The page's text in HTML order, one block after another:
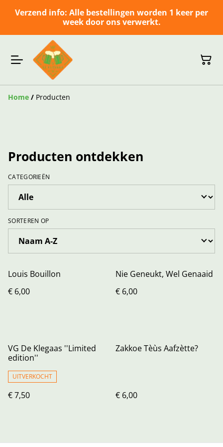
Verzend info: Alle bestellingen worden 1 keer per
week door ons verwerkt.
Home / Producten
Producten ontdekken
CATEGORIEËN
SORTEREN OP
Louis Bouillon
€ 6,00
Nie Geneukt, Wel Genaaid
€ 6,00
VG De Klegaas ''Limited
edition''
UITVERKOCHT
€ 7,50
Zakkoe Tèùs Aafzètte?
€ 6,00